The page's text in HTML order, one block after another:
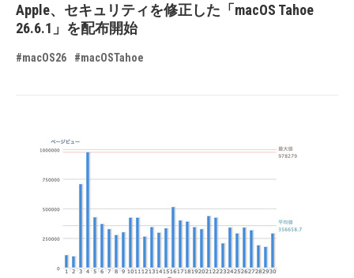
Apple、セキュリティを修正した「macOS Tahoe
26.6.1」を配布開始
#macOS26 #macOSTahoe